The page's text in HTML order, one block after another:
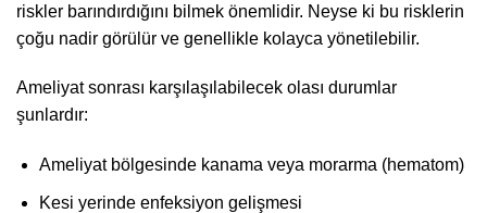
riskler barındırdığını bilmek önemlidir. Neyse ki bu risklerin
çoğu nadir görülür ve genellikle kolayca yönetilebilir.
Ameliyat sonrası karşılaşılabilecek olası durumlar
şunlardır:
Ameliyat bölgesinde kanama veya morarma (hematom)
Kesi yerinde enfeksiyon gelişmesi